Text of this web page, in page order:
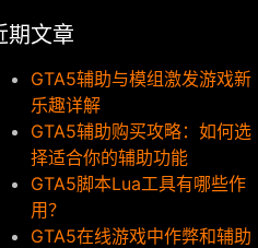
期文章
GTA5辅助与模组激发游戏新
乐趣详解
GTA5辅助购买攻略：如何选
择适合你的辅助功能
GTA5脚本Lua工具有哪些作
用？
GTA5在线游戏中作弊和辅助